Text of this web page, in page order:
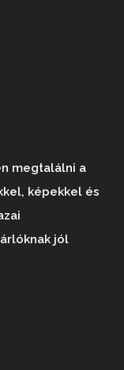
megtalálni a
képekkel és
jól